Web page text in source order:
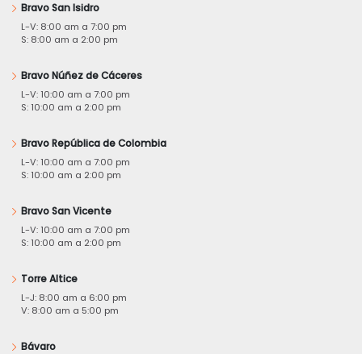
Bravo San Isidro
L-V: 8:00 am a 7:00 pm
S: 8:00 am a 2:00 pm
Bravo Núñez de Cáceres
L-V: 10:00 am a 7:00 pm
S: 10:00 am a 2:00 pm
Bravo República de Colombia
L-V: 10:00 am a 7:00 pm
S: 10:00 am a 2:00 pm
Bravo San Vicente
L-V: 10:00 am a 7:00 pm
S: 10:00 am a 2:00 pm
Torre Altice
L-J: 8:00 am a 6:00 pm
V: 8:00 am a 5:00 pm
Bávaro